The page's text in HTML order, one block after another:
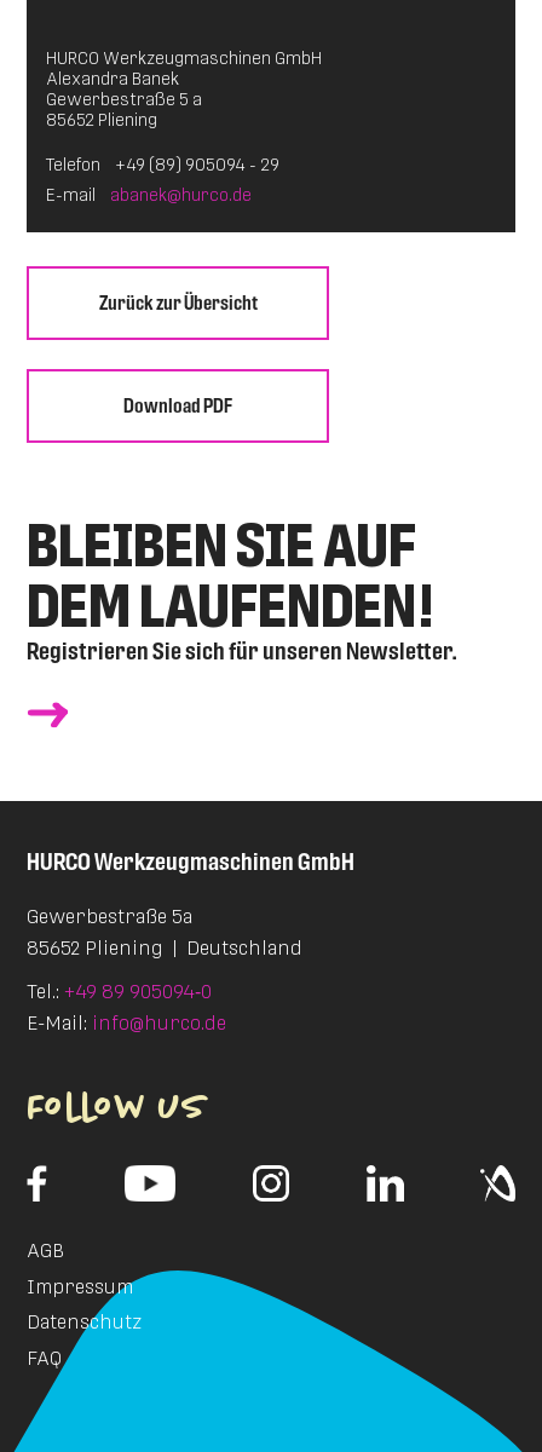
HURCO Werkzeugmaschinen GmbH
Alexandra Banek
Gewerbestraße 5 a
85652 Pliening
Telefon
+49 (89) 905094 - 29
E-mail
abanek@hurco.de
Zurück zur Übersicht
Download PDF
BLEIBEN SIE AUF
DEM LAUFENDEN!
Registrieren Sie sich für unseren Newsletter.
HURCOWerkzeugmaschinen GmbH
Gewerbestraße 5a
85652 Pliening | Deutschland
Tel.: +49 89 905094‑0
E-Mail: info@hurco.de
Follow us
AGB
Impressum
Datenschutz
FAQ